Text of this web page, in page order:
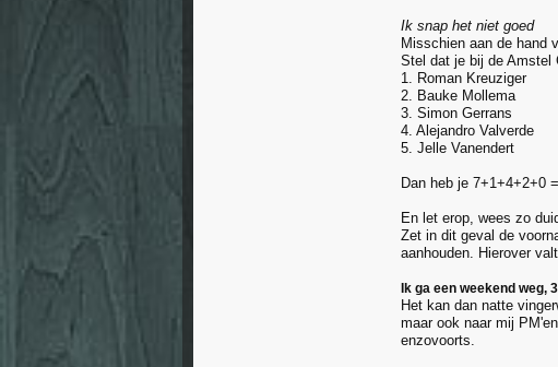
Ik snap het niet goed
Misschien aan de hand
Stel dat je bij de Amstel
1. Roman Kreuziger
2. Bauke Mollema
3. Simon Gerrans
4. Alejandro Valverde
5. Jelle Vanendert
Dan heb je 7+1+4+2+0
En let erop, wees zo
Zet in dit geval de
aanhouden. Hierover
Ik ga een weekend weg,
Het kan dan natte
maar ook naar mij
enzovoorts.